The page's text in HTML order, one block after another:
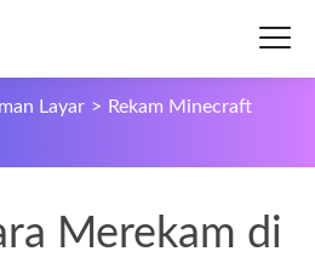
Layar > Rekam Minecraft
Merekam di